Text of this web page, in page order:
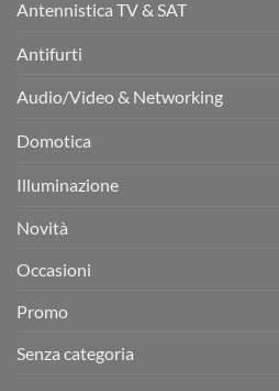
Antennistica TV & SAT
Antifurti
Audio/Video & Networking
Domotica
Illuminazione
Novità
Occasioni
Promo
Senza categoria